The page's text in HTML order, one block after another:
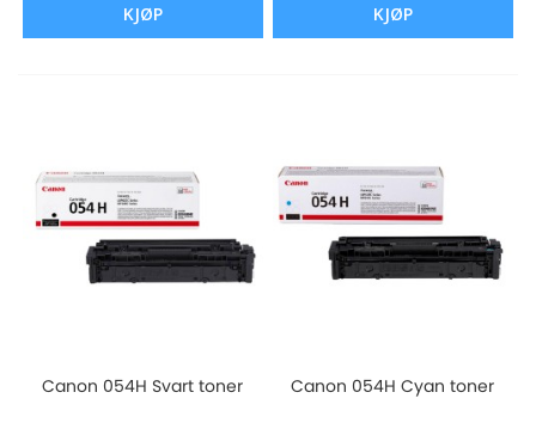
KJØP KJØP
Canon 054H Svart toner Canon 054H Cyan toner